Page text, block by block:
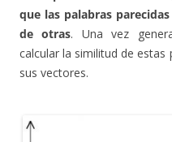
que las palabras
de otras. Una vez
calcular la similitud de estas
sus vectores.